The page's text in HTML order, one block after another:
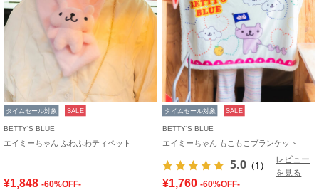
タイムセール対象 SALE
BETTY'S BLUE
エイミーちゃん ふわふわティペット
¥1,848 -60%OFF-
タイムセール対象 SALE
BETTY'S BLUE
エイミーちゃん もこもこブランケット
5.0 （1）
レビュー
を見る
¥1,760 -60%OFF-